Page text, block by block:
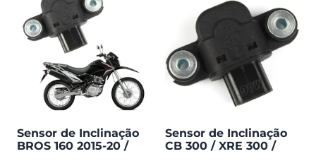
Sensor de Inclinação
BROS 160 2015-20 /
Sensor de Inclinação
CB 300 / XRE 300 /